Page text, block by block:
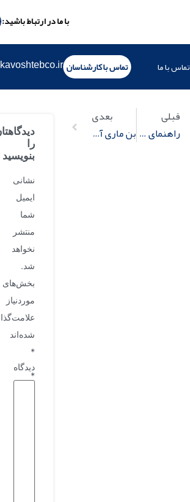
با ما در ارتباط باشید:
تماس با ما تماس با کارشناسان
قبلی
راهنمای جامع تنظیمات آون آزمایشگاهی
بعدی
بن ماری آزمایشگاهی چطور کار می کند؟
را
بنویسید
نشانی
ایمیل
شما
منتشر
نخواهد
شد.
بخش‌های
موردنیاز
شده‌اند
*
دیدگاه
*